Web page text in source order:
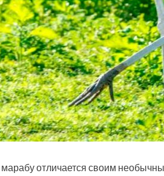
отличается своим